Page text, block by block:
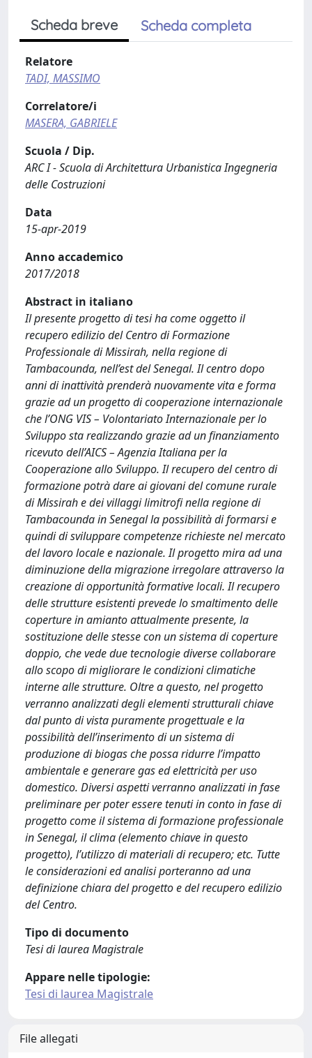
Scheda breve Scheda completa
Relatore
TADI, MASSIMO
Correlatore/i
MASERA, GABRIELE
Scuola / Dip.
ARC I - Scuola di Architettura Urbanistica Ingegneria
delle Costruzioni
Data
15-apr-2019
Anno accademico
2017/2018
Abstract in italiano
Il presente progetto di tesi ha come oggetto il
recupero edilizio del Centro di Formazione
Professionale di Missirah, nella regione di
Tambacounda, nell’est del Senegal. Il centro dopo
anni di inattività prenderà nuovamente vita e forma
grazie ad un progetto di cooperazione internazionale
che l’ONG VIS – Volontariato Internazionale per lo
Sviluppo sta realizzando grazie ad un finanziamento
ricevuto dell’AICS – Agenzia Italiana per la
Cooperazione allo Sviluppo. Il recupero del centro di
formazione potrà dare ai giovani del comune rurale
di Missirah e dei villaggi limitrofi nella regione di
Tambacounda in Senegal la possibilità di formarsi e
quindi di sviluppare competenze richieste nel mercato
del lavoro locale e nazionale. Il progetto mira ad una
diminuzione della migrazione irregolare attraverso la
creazione di opportunità formative locali. Il recupero
delle strutture esistenti prevede lo smaltimento delle
coperture in amianto attualmente presente, la
sostituzione delle stesse con un sistema di coperture
doppio, che vede due tecnologie diverse collaborare
allo scopo di migliorare le condizioni climatiche
interne alle strutture. Oltre a questo, nel progetto
verranno analizzati degli elementi strutturali chiave
dal punto di vista puramente progettuale e la
possibilità dell’inserimento di un sistema di
produzione di biogas che possa ridurre l’impatto
ambientale e generare gas ed elettricità per uso
domestico. Diversi aspetti verranno analizzati in fase
preliminare per poter essere tenuti in conto in fase di
progetto come il sistema di formazione professionale
in Senegal, il clima (elemento chiave in questo
progetto), l’utilizzo di materiali di recupero; etc. Tutte
le considerazioni ed analisi porteranno ad una
definizione chiara del progetto e del recupero edilizio
del Centro.
Tipo di documento
Tesi di laurea Magistrale
Appare nelle tipologie:
Tesi di laurea Magistrale
File allegati